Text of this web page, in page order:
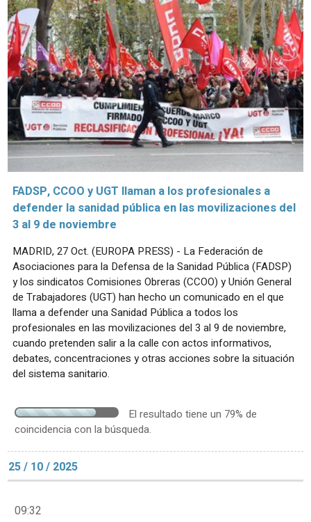
FADSP, CCOO y UGT llaman a los profesionales a
defender la sanidad pública en las movilizaciones del
3 al 9 de noviembre
MADRID, 27 Oct. (EUROPA PRESS) - La Federación de
Asociaciones para la Defensa de la Sanidad Pública (FADSP)
y los sindicatos Comisiones Obreras (CCOO) y Unión General
de Trabajadores (UGT) han hecho un comunicado en el que
llama a defender una Sanidad Pública a todos los
profesionales en las movilizaciones del 3 al 9 de noviembre,
cuando pretenden salir a la calle con actos informativos,
debates, concentraciones y otras acciones sobre la situación
del sistema sanitario.
El resultado tiene un 79% de
coincidencia con la búsqueda.
25 / 10 / 2025
09:32